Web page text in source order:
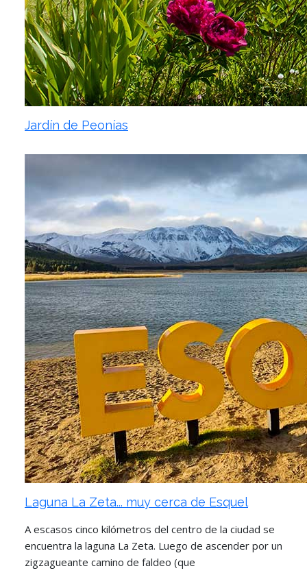
Jardín de Peonías
Laguna La Zeta... muy cerca de Esquel
A escasos cinco kilómetros del centro de la ciudad se
encuentra la laguna La Zeta. Luego de ascender por un
zigzagueante camino de faldeo (que